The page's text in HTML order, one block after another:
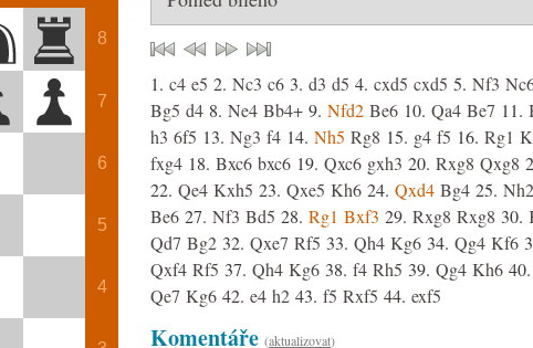
8
7
6
5
4
1. c4 e5 2. Nc3 c6 3. d3 d5 4. cxd5 cxd5 5. Nf3
Bg5 d4 8. Ne4 Bb4+ 9. Nfd2 Be6 10. Qa4 Be7 11.
h3 6f5 13. Ng3 f4 14. Nh5 Rg8 15. g4 f5 16. Rg1
fxg4 18. Bxc6 bxc6 19. Qxc6 gxh3 20. Rxg8 Qxg8
22. Qe4 Kxh5 23. Qxe5 Kh6 24. Qxd4 Bg4 25. Nh2
Be6 27. Nf3 Bd5 28. Rg1 Bxf3 29. Rxg8 Rxg8 30.
Qd7 Bg2 32. Qxe7 Rf5 33. Qh4 Kg6 34. Qg4 Kf6
Qxf4 Rf5 37. Qh4 Kg6 38. f4 Rh5 39. Qg4 Kh6 40.
Qe7 Kg6 42. e4 h2 43. f5 Rxf5 44. exf5
Komentáře (aktualizovat)